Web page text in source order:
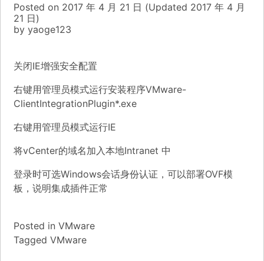
Posted on 2017 年 4 月 21 日 (Updated 2017 年 4 月
21 日)
by yaoge123
关闭IE增强安全配置
右键用管理员模式运行安装程序VMware-
ClientIntegrationPlugin*.exe
右键用管理员模式运行IE
将vCenter的域名加入本地Intranet 中
登录时可选Windows会话身份认证，可以部署OVF模
板，说明集成插件正常
Posted in VMware
Tagged VMware